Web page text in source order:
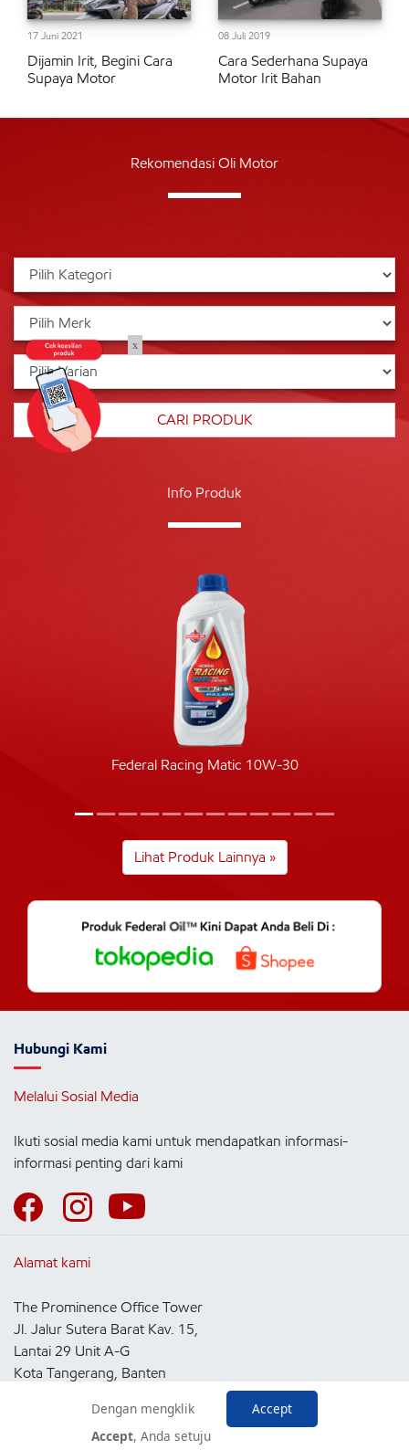
17 Juni 2021
Dijamin Irit, Begini Cara
Supaya Motor
08 Juli 2019
Cara Sederhana Supaya
Motor Irit Bahan
Rekomendasi Oli Motor
Info Produk
Federal Racing Matic 10W-30
Lihat Produk Lainnya »
Hubungi Kami
Melalui Sosial Media
Ikuti sosial media kami untuk mendapatkan informasi-
informasi penting dari kami
Alamat kami
The Prominence Office Tower
Jl. Jalur Sutera Barat Kav. 15,
Lantai 29 Unit A-G
Kota Tangerang, Banten
x
Accept
Dengan mengklik
Accept, Anda setuju